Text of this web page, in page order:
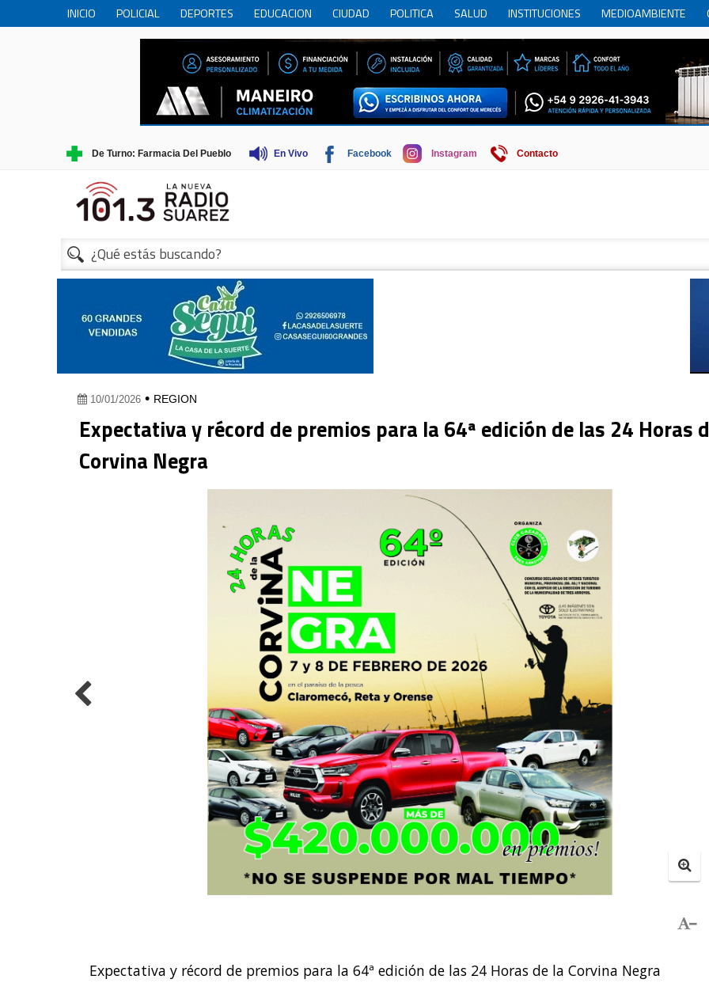
INICIO POLICIAL DEPORTES EDUCACION CIUDAD POLITICA SALUD INSTITUCIONES MEDIOAMBIENTE
PERSONAS MAYORES
CIENCIA MUNICIPIO COMERCIO REGION SOCIEDAD ECONOMIA HISTORIA HUMOR
TURISMO
De Turno: Farmacia Del Pueblo En Vivo Facebook Instagram Contacto
10/01/2026 • REGION
Expectativa y récord de premios para la 64ª edición de las 24 Horas
Corvina Negra
Expectativa y récord de premios para la 64ª edición de las 24 Horas de la Corvina Negra